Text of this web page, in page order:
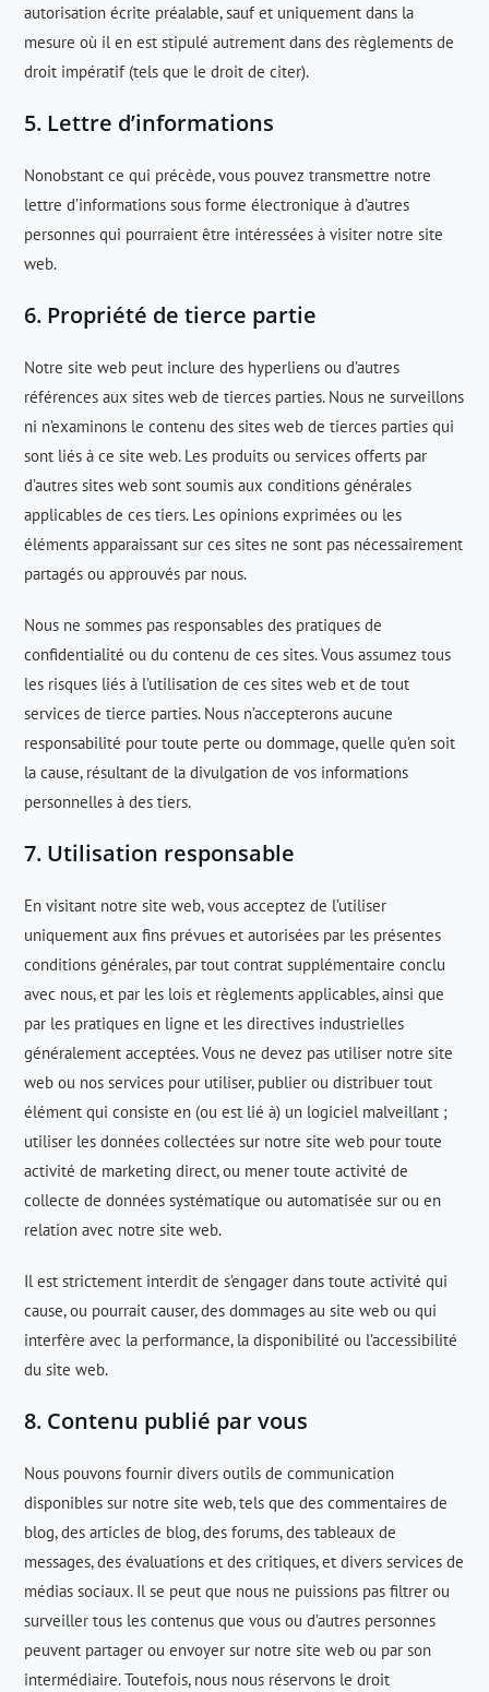
autorisation écrite préalable, sauf et uniquement dans la
mesure où il en est stipulé autrement dans des règlements de
droit impératif (tels que le droit de citer).
5. Lettre d’informations
Nonobstant ce qui précède, vous pouvez transmettre notre
lettre d’informations sous forme électronique à d’autres
personnes qui pourraient être intéressées à visiter notre site
web.
6. Propriété de tierce partie
Notre site web peut inclure des hyperliens ou d’autres
références aux sites web de tierces parties. Nous ne surveillons
ni n’examinons le contenu des sites web de tierces parties qui
sont liés à ce site web. Les produits ou services offerts par
d’autres sites web sont soumis aux conditions générales
applicables de ces tiers. Les opinions exprimées ou les
éléments apparaissant sur ces sites ne sont pas nécessairement
partagés ou approuvés par nous.
Nous ne sommes pas responsables des pratiques de
confidentialité ou du contenu de ces sites. Vous assumez tous
les risques liés à l’utilisation de ces sites web et de tout
services de tierce parties. Nous n’accepterons aucune
responsabilité pour toute perte ou dommage, quelle qu’en soit
la cause, résultant de la divulgation de vos informations
personnelles à des tiers.
7. Utilisation responsable
En visitant notre site web, vous acceptez de l’utiliser
uniquement aux fins prévues et autorisées par les présentes
conditions générales, par tout contrat supplémentaire conclu
avec nous, et par les lois et règlements applicables, ainsi que
par les pratiques en ligne et les directives industrielles
généralement acceptées. Vous ne devez pas utiliser notre site
web ou nos services pour utiliser, publier ou distribuer tout
élément qui consiste en (ou est lié à) un logiciel malveillant ;
utiliser les données collectées sur notre site web pour toute
activité de marketing direct, ou mener toute activité de
collecte de données systématique ou automatisée sur ou en
relation avec notre site web.
Il est strictement interdit de s’engager dans toute activité qui
cause, ou pourrait causer, des dommages au site web ou qui
interfère avec la performance, la disponibilité ou l’accessibilité
du site web.
8. Contenu publié par vous
Nous pouvons fournir divers outils de communication
disponibles sur notre site web, tels que des commentaires de
blog, des articles de blog, des forums, des tableaux de
messages, des évaluations et des critiques, et divers services de
médias sociaux. Il se peut que nous ne puissions pas filtrer ou
surveiller tous les contenus que vous ou d’autres personnes
peuvent partager ou envoyer sur notre site web ou par son
intermédiaire. Toutefois, nous nous réservons le droit